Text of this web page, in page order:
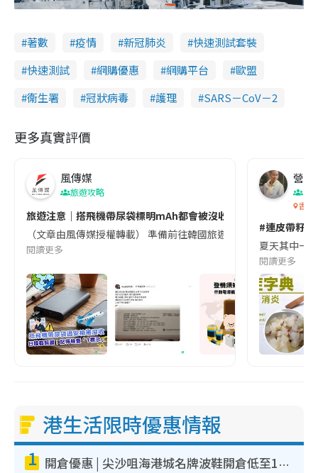
著數 疫情 新冠肺炎
快速測試套裝
快速測試
網購優惠 網購平台
歐盟
衞生署
冠狀病毒 護理 SARS－CoV－2
更多真實評價
風傳媒
旅遊攻略
旅遊注意｜搭飛機帶尿袋標明mAh都會被沒收😱出發前切記檢查
（文章由風傳媒授權轉載） 準備前往韓國旅遊的民眾，近期要
閱讀更多
營養
香港
#連皮帶籽
夏天其中一
閱讀更多
港生活限時優惠情報
1 開倉優惠 | 尖沙咀海港城名牌波鞋開倉低至1折！On鞋$899起／Joy&Peace鞋履$98起